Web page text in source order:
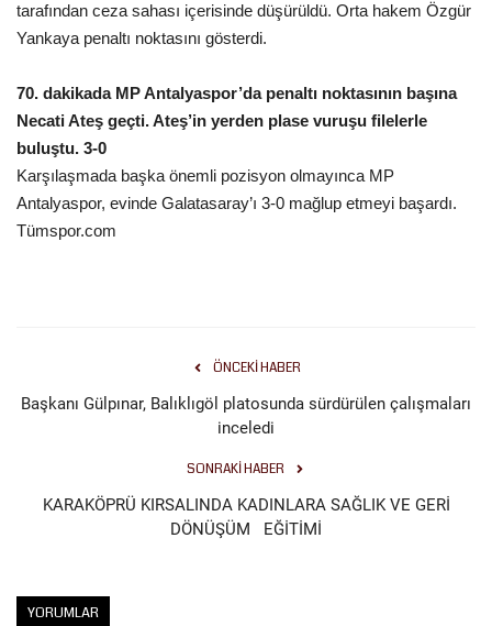
tarafından ceza sahası içerisinde düşürüldü. Orta hakem Özgür
Yankaya penaltı noktasını gösterdi.
70. dakikada MP Antalyaspor’da penaltı noktasının başına
Necati Ateş geçti. Ateş’in yerden plase vuruşu filelerle
buluştu. 3-0
Karşılaşmada başka önemli pozisyon olmayınca MP
Antalyaspor, evinde Galatasaray’ı 3-0 mağlup etmeyi başardı.
Tümspor.com
ÖNCEKI HABER
Başkanı Gülpınar, Balıklıgöl platosunda sürdürülen çalışmaları
inceledi
SONRAKI HABER
KARAKÖPRÜ KIRSALINDA KADINLARA SAĞLIK VE GERİ
DÖNÜŞÜM EĞİTİMİ
YORUMLAR